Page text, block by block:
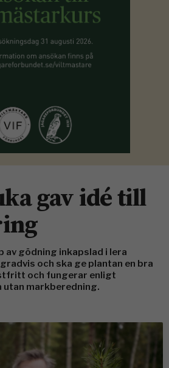
gav idé till
av gödning inkapslad i lera
och ska ge plantan en bra
och fungerar enligt
utan markberedning.